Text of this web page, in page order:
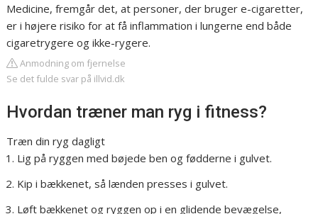
Medicine, fremgår det, at personer, der bruger e-cigaretter,
er i højere risiko for at få inflammation i lungerne end både
cigaretrygere og ikke-rygere.
Anmodning om fjernelse
Se det fulde svar på illvid.dk
Hvordan træner man ryg i fitness?
Træn din ryg dagligt
Lig på ryggen med bøjede ben og fødderne i gulvet.
Kip i bækkenet, så lænden presses i gulvet.
Løft bækkenet og ryggen op i en glidende bevægelse,